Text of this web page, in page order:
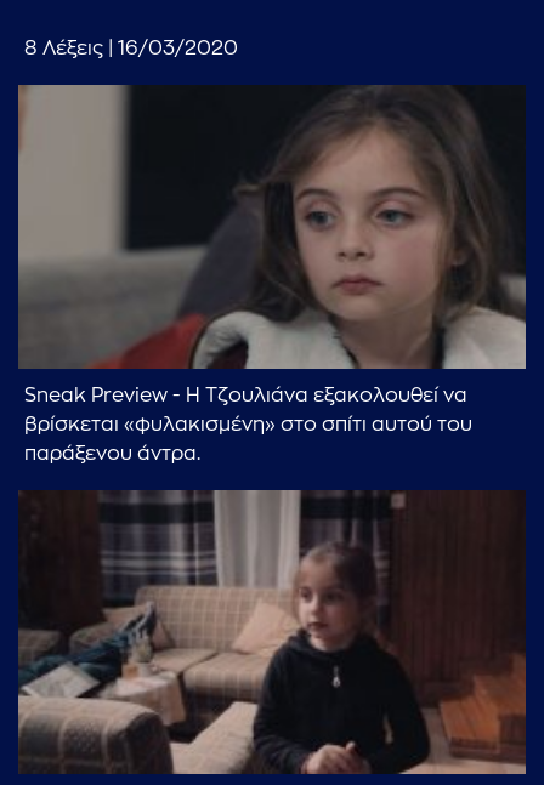
...πληκτρολογήστε κείμενο προς αναζήτηση
8 Λέξεις | 16/03/2020
Sneak Preview - Η Τζουλιάνα εξακολουθεί να
βρίσκεται «φυλακισμένη» στο σπίτι αυτού του
παράξενου άντρα.